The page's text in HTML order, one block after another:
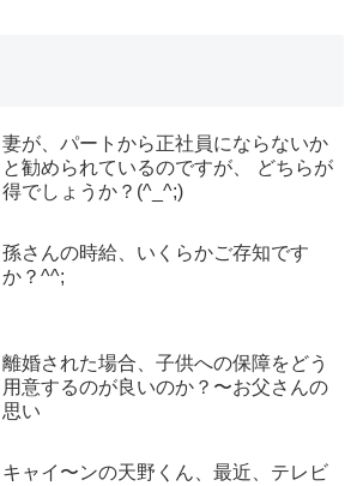
妻が、パートから正社員にならないか
と勧められているのですが、 どちらが
得でしょうか？(^_^;)
孫さんの時給、いくらかご存知です
か？^^;
離婚された場合、子供への保障をどう
用意するのが良いのか？〜お父さんの
思い
キャイ〜ンの天野くん、最近、テレビ